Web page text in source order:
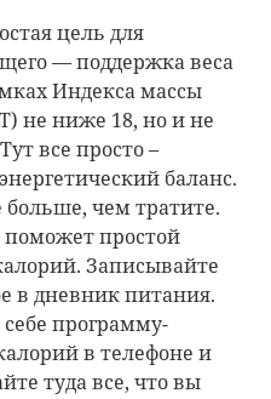
цель для
— поддержка веса
Индекса массы
не ниже 18, но и не
все просто –
баланс.
чем тратите.
поможет простой
Записывайте
в дневник питания.
программу-
в телефоне и
туда все, что вы